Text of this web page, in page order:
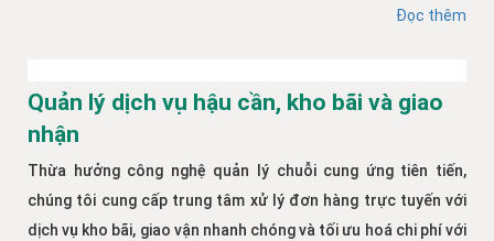
Đọc thêm
Quản lý dịch vụ hậu cần, kho bãi và giao
nhận
Thừa hưởng công nghệ quản lý chuỗi cung ứng tiên tiến,
chúng tôi cung cấp trung tâm xử lý đơn hàng trực tuyến với
dịch vụ kho bãi, giao vận nhanh chóng và tối ưu hoá chi phí với